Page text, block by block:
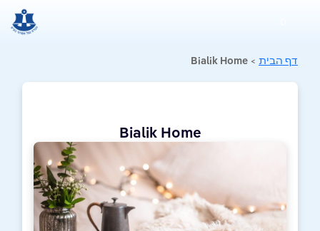
דף הבית >
Bialik Home
Bialik Home